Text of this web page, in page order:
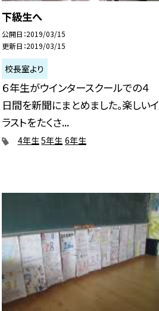
下級生へ
公開日 2019/03/15
更新日 2019/03/15
校長室より
６年生がウインタースクールでの４
日間を新聞にまとめました。楽しいイ
ラストをたくさ...
4年生5年生 6年生